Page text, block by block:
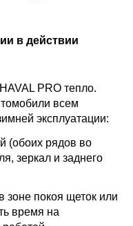
в действии
PRO тепло.
всем
эксплуатации:
(обоих рядов во
зеркал и заднего
зоне покоя щеток или
время на